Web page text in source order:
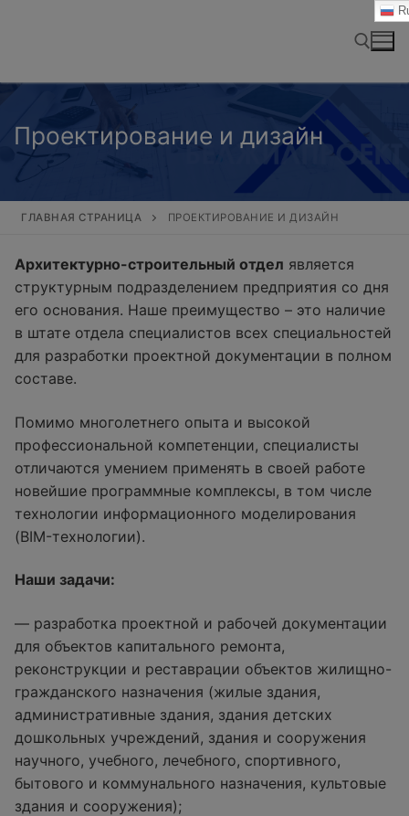
Проектирование и дизайн
ГЛАВНАЯ СТРАНИЦА ПРОЕКТИРОВАНИЕ И ДИЗАЙН
Архитектурно-строительный отдел является
структурным подразделением предприятия со дня
его основания. Наше преимущество – это наличие
в штате отдела специалистов всех специальностей
для разработки проектной документации в полном
составе.
Помимо многолетнего опыта и высокой
профессиональной компетенции, специалисты
отличаются умением применять в своей работе
новейшие программные комплексы, в том числе
технологии информационного моделирования
(BIM-технологии).
Наши задачи:
— разработка проектной и рабочей документации
для объектов капитального ремонта,
реконструкции и реставрации объектов жилищно-
гражданского назначения (жилые здания,
административные здания, здания детских
дошкольных учреждений, здания и сооружения
научного, учебного, лечебного, спортивного,
бытового и коммунального назначения, культовые
здания и сооружения);